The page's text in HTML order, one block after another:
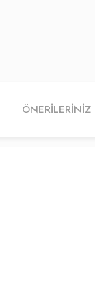
ÖNERILERINIZ